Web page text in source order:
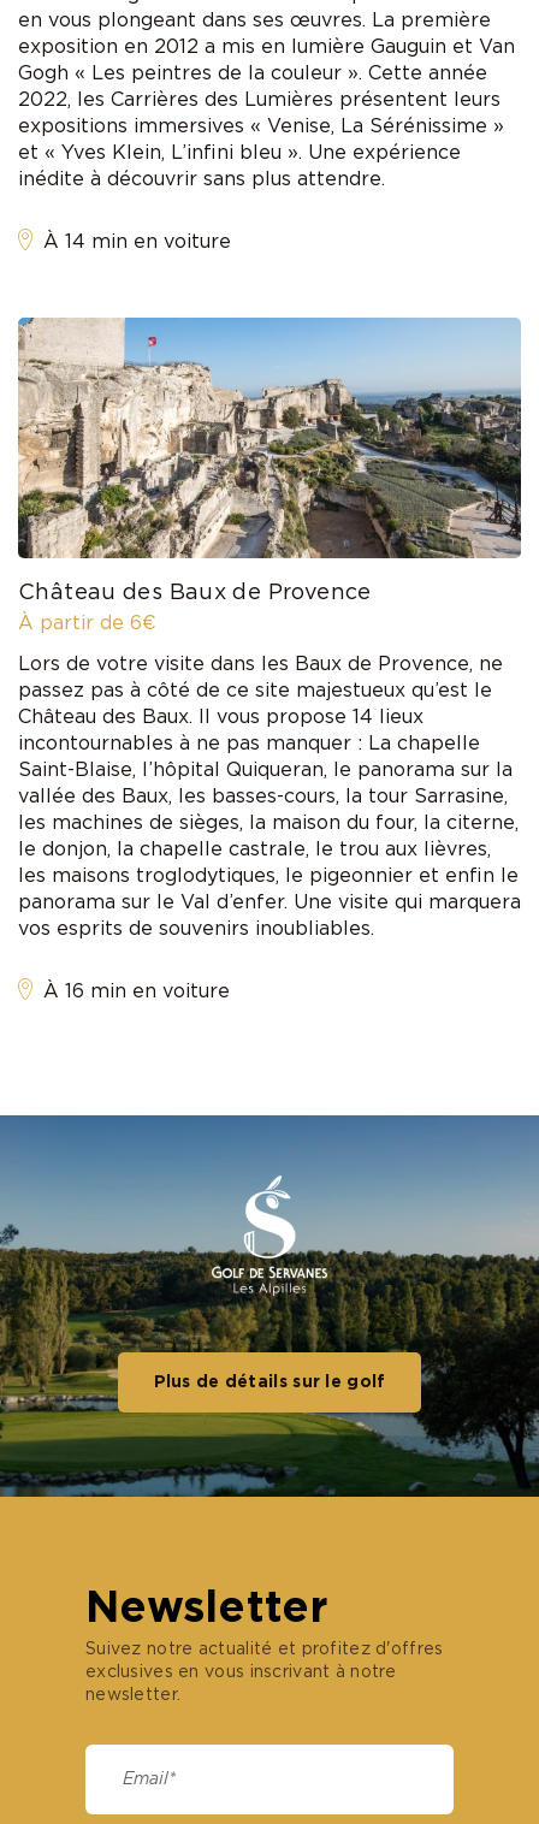
en vous plongeant dans ses œuvres. La première
exposition en 2012 a mis en lumière Gauguin et Van
Gogh « Les peintres de la couleur ». Cette année
2022, les Carrières des Lumières présentent leurs
expositions immersives « Venise, La Sérénissime »
et « Yves Klein, L’infini bleu ». Une expérience
inédite à découvrir sans plus attendre.
À 14 min en voiture
Château des Baux de Provence
À partir de 6€
Lors de votre visite dans les Baux de Provence, ne
passez pas à côté de ce site majestueux qu’est le
Château des Baux. Il vous propose 14 lieux
incontournables à ne pas manquer : La chapelle
Saint-Blaise, l’hôpital Quiqueran, le panorama sur la
vallée des Baux, les basses-cours, la tour Sarrasine,
les machines de sièges, la maison du four, la citerne,
le donjon, la chapelle castrale, le trou aux lièvres,
les maisons troglodytiques, le pigeonnier et enfin le
panorama sur le Val d’enfer. Une visite qui marquera
vos esprits de souvenirs inoubliables.
À 16 min en voiture
Plus de détails sur le golf
Newsletter
Suivez notre actualité et profitez d'offres
exclusives en vous inscrivant à notre
newsletter.